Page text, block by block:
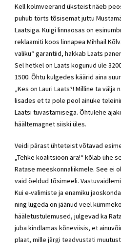
Kell kolmveerand üksteist näeb
puhub törts tõsisemat juttu
Laatsiga. Kuigi linnaosas on
reklaamiti koos linnapea Mihhail
valiku“ garantiid, hakkab Laats
Sel hetkel on Laats kogunud üle
1500. Õhtu kulgedes käärid aina
„Kes on Lauri Laats?! Milline ta
lisades et ta pole peol ainuke
Laatsi tuvastamisega. Õhtulehe
häältemagnet siiski üles.
Veidi pärast ühteteist võtavad
„Tehke koalitsioon ära!“ kõlab ühe
Ratase meeskonnaliikmele. See ei
vaid öeldud tõsimeeli.
Kui e-valimiste ja enamiku
ning lugeda on jäänud veel
hääletustulemused, julgevad ka
juba kindlamas kõneviisis, et
plaat, mille järgi teadvustati